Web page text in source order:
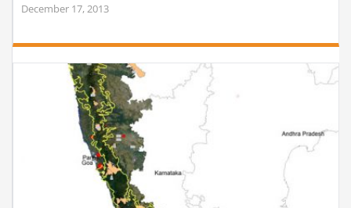
December 17, 2013